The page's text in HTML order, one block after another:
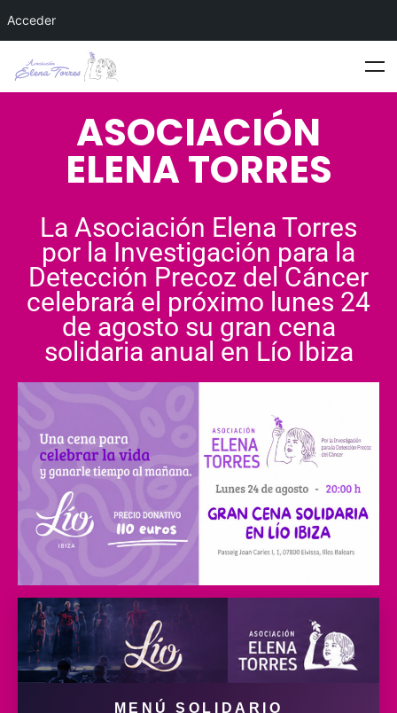
ASOCIACIÓN
ELENA TORRES
La Asociación Elena Torres
por la Investigación para la
Detección Precoz del Cáncer
celebrará el próximo lunes 24
de agosto su gran cena
solidaria anual en Lío Ibiza
MENÚ SOLIDARIO
Acceder